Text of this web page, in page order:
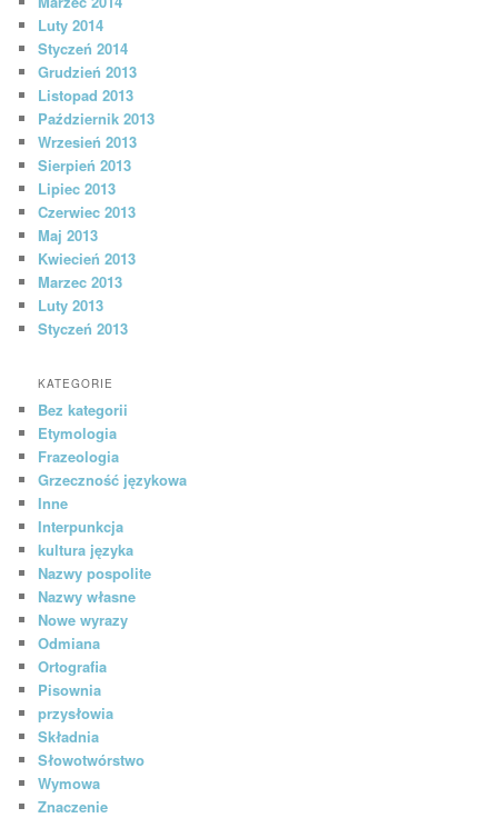
Luty 2014
Styczeń 2014
Grudzień 2013
Listopad 2013
Październik 2013
Wrzesień 2013
Sierpień 2013
Lipiec 2013
Czerwiec 2013
Maj 2013
Kwiecień 2013
Marzec 2013
Luty 2013
Styczeń 2013
KATEGORIE
Bez kategorii
Etymologia
Frazeologia
Grzeczność językowa
Inne
Interpunkcja
kultura języka
Nazwy pospolite
Nazwy własne
Nowe wyrazy
Odmiana
Ortografia
Pisownia
przysłowia
Składnia
Słowotwórstwo
Wymowa
Znaczenie